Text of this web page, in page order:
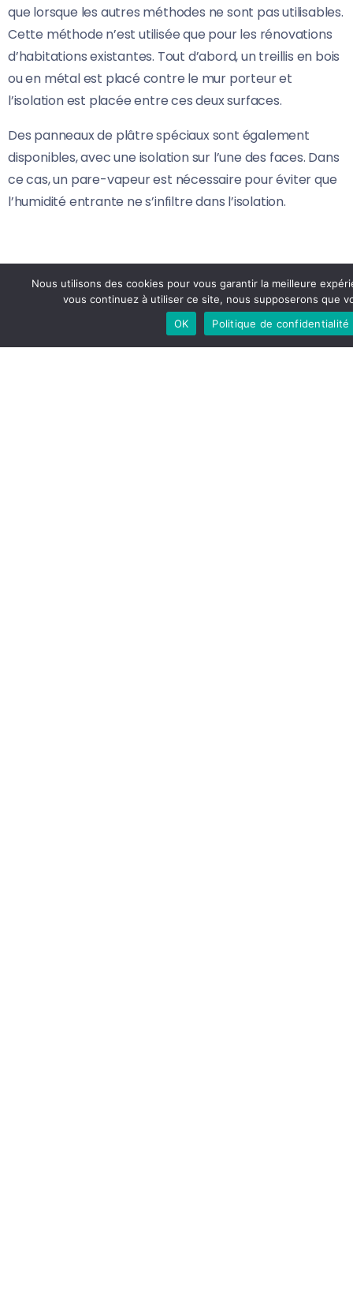
que lorsque les autres méthodes ne sont pas utilisables.
Cette méthode n’est utilisée que pour les rénovations
d’habitations existantes. Tout d’abord, un treillis en bois
ou en métal est placé contre le mur porteur et
l’isolation est placée entre ces deux surfaces.
Des panneaux de plâtre spéciaux sont également
disponibles, avec une isolation sur l’une des faces. Dans
ce cas, un pare-vapeur est nécessaire pour éviter que
l’humidité entrante ne s’infiltre dans l’isolation.
questions-sur-lisolation/?
Nous utilisons des cookies pour vous garantir la meilleure
vous continuez à utiliser ce site, nous supposerons que
OK
Politique de confidentialité